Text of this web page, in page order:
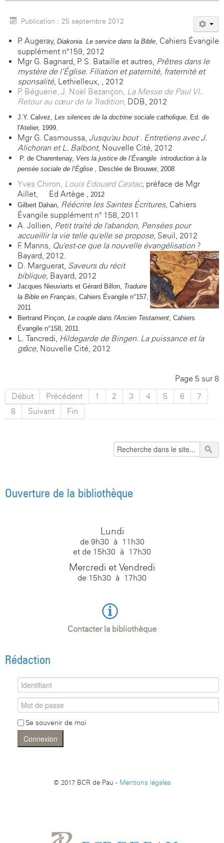
Publication : 25 septembre 2012
P. Augeray, Diakonia. Le service dans la Bible, Cahiers Évangile
supplément n°159, 2012
Mgr G. Bagnard, P. S. Bataille et autres, Prêtres dans le
mystère de l’Église. Filiation et paternité, fraternité et
sponsalité, Lethielleux, , 2012
P. Béguerie, J. Noël Bezançon, La Messe de Paul VI.
Retour au cœur de la Tradition, DDB, 2012
J.Y. Calvez, Les silences de la doctrine sociale catholique, Ed. de
l'Atelier, 1999.
Mgr G. Casmoussa, Jusqu'au bout . Entretiens avec J.
Alichoran et L. Balbont, Nouvelle Cité, 2012
P. de Charentenay, Vers la justice de l’Évangile introduction à la
pensée sociale de l’Église , Desclée de Brouwer, 2008
Yves Chiron, Louis Edouard Cestac, préface de Mgr
Aillet, Ed Artège , 2012
Gilbert Dahan, Réécrire les Saintes Écritures, Cahiers
Évangile supplément n° 158, 2011
A. Jollien, Petit traité de l'abandon, Pensées pour
accueillir la vie telle qu'elle se propose, Seuil, 2012
F. Manns, Qu'est-ce que la nouvelle évangélisation ?
Bayard, 2012.
D. Marguerat, Saveurs du récit
biblique, Bayard, 2012
Jacques Nieuviarts et Gérard Billon, Traduire
la Bible en Français, Cahiers Évangile n°157,
2011
Bertrand Pinçon, Le couple dans l'Ancien Testament, Cahiers
Évangile n°158, 2011
L. Tancredi, Hildegarde de Bingen. La puissance et la
grâce, Nouvelle Cité, 2012
Page 5 sur 8
Début
Précédent 1 2 3 4 5 6
7
8
Suivant Fin
Ouverture de la bibliothèque
Lundi
de 9h30 à 11h30
et de 15h30 à 17h30
Mercredi et Vendredi
de 15h30 à 17h30
Contacter la bibliothèque
Rédaction
Se souvenir de moi
Connexion
© 2017 BCR de Pau - Mentions légales